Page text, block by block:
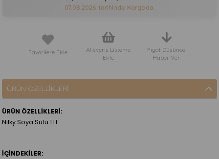
07.08.2026 tarihinde Kargoda.
Favorilere Ekle
Alışveriş Listeme
Ekle
Fiyat Düşünce
Haber Ver
ÜRÜN ÖZELLIKLERI
ÜRÜN ÖZELLİKLERİ:
Nilky Soya Sütü 1 Lt
İÇİNDEKİLER: